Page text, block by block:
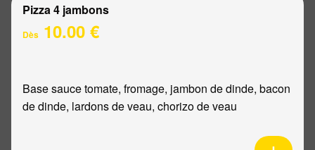
Pizza 4 jambons
Dès 10.00 €
Base sauce tomate, fromage, jambon de dinde, bacon
de dinde, lardons de veau, chorizo de veau